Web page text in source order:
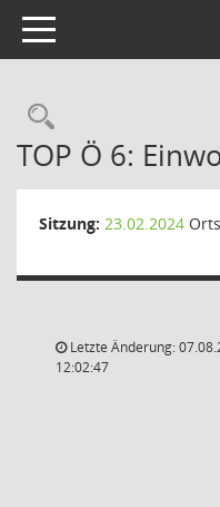
Toggle navigation
TOP Ö 6:
Sitzung: 23.02.2024
Letzte Änderung:
12:02:47